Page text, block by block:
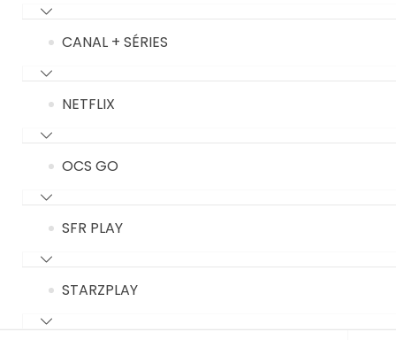
CANAL + SÉRIES
NETFLIX
OCS GO
SFR PLAY
STARZPLAY